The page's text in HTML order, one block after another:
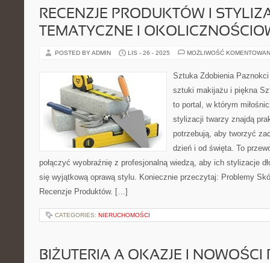
RECENZJE PRODUKTÓW I
TEMATYCZNE I
POSTED BY ADMIN LIS - 26 - 2025 MOŻLIWOŚĆ
Sztuka Zdobienia
sztuki makijażu i piękna
to portal, w którym
stylizacji twarzy znajdą
potrzebują, aby tworzyć
dzień i od święta. To
połączyć wyobraźnię z profesjonalną wiedzą, aby ich stylizacje
się wyjątkową oprawą stylu. Koniecznie przeczytaj: Problemy
Recenzje Produktów. […]
CATEGORIES: NIERUCHOMOŚCI
BIŻUTERIA A OKAZJE I NOWOŚCI